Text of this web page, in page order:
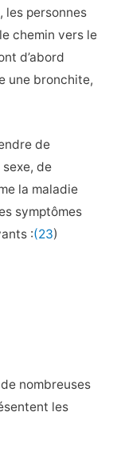
les personnes
chemin vers le
d’abord
une bronchite,
de
de
la maladie
symptômes
:(23)
nombreuses
les